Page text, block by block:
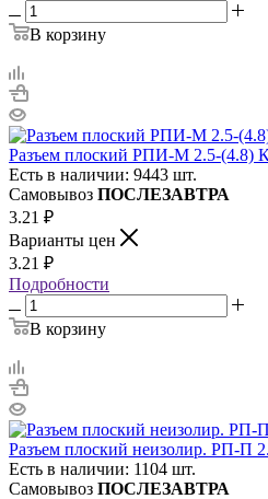
В корзину
Разъем плоский РПИ-М 2.5-(4.8)
Есть в наличии: 9443 шт.
Самовывоз ПОСЛЕЗАВТРА
3.21 ₽
Варианты цен
3.21 ₽
Подробности
В корзину
Разъем плоский неизолир. РП-П
Есть в наличии: 1104 шт.
Самовывоз ПОСЛЕЗАВТРА